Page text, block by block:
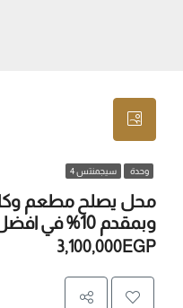
وحدة سيجمنتس 4
محل يصلح مطعم
وبمقدم 10% في افضل موقع حيوي في أكتوبر
3,100,000EGP